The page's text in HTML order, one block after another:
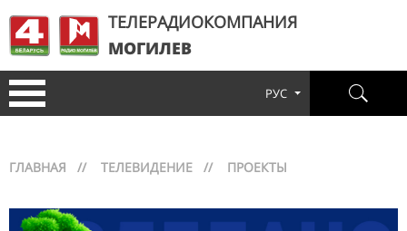
ТЕЛЕРАДИОКОМПАНИЯ
МОГИЛЕВ
РУС
ГЛАВНАЯ // ТЕЛЕВИДЕНИЕ // ПРОЕКТЫ